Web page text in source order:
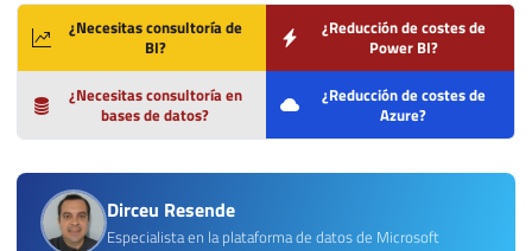
¿Necesitas consultoría de
BI?
¿Reducción de costes de
Power BI?
¿Necesitas consultoría en
bases de datos?
¿Reducción de costes de
Azure?
Dirceu Resende
Especialista en la plataforma de datos de Microsoft